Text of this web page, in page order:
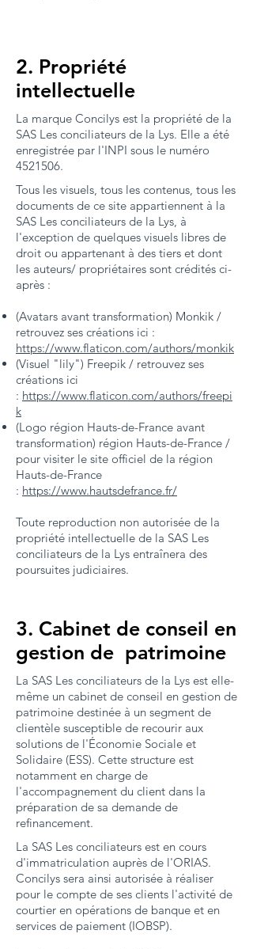
2. Propriété
intellectuelle
La marque Concilys est la propriété de la
SAS Les conciliateurs de la Lys. Elle a été
enregistrée par l'INPI sous le numéro
4521506.
Tous les visuels, tous les contenus, tous les
documents de ce site appartiennent à la
SAS Les conciliateurs de la Lys, à
l'exception de quelques visuels libres de
droit ou appartenant à des tiers et dont
les auteurs/ propriétaires sont crédités ci-
après :
(Avatars avant transformation) Monkik /
retrouvez ses créations ici :
https://www.flaticon.com/authors/monkik
(Visuel "lily") Freepik / retrouvez ses
créations ici
: https://www.flaticon.com/authors/freepi
k
(Logo région Hauts-de-France avant
transformation) région Hauts-de-France /
pour visiter le site officiel de la région
Hauts-de-France
: https://www.hautsdefrance.fr/
Toute reproduction non autorisée de la
propriété intellectuelle de la SAS Les
conciliateurs de la Lys entraînera des
poursuites judiciaires.
3. Cabinet de conseil en
gestion de patrimoine
La SAS Les conciliateurs de la Lys est elle-
même un cabinet de conseil en gestion de
patrimoine destinée à un segment de
clientèle susceptible de recourir aux
solutions de l'Économie Sociale et
Solidaire (ESS). Cette structure est
notamment en charge de
l'accompagnement du client dans la
préparation de sa demande de
refinancement.
La SAS Les conciliateurs est en cours
d'immatriculation auprès de l'ORIAS.
Concilys sera ainsi autorisée à réaliser
pour le compte de ses clients l'activité de
courtier en opérations de banque et en
services de paiement (IOBSP).